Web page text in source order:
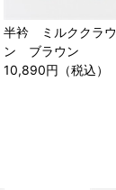
半衿 ミルククラウ
ン ブラウン
10,890円（税込）